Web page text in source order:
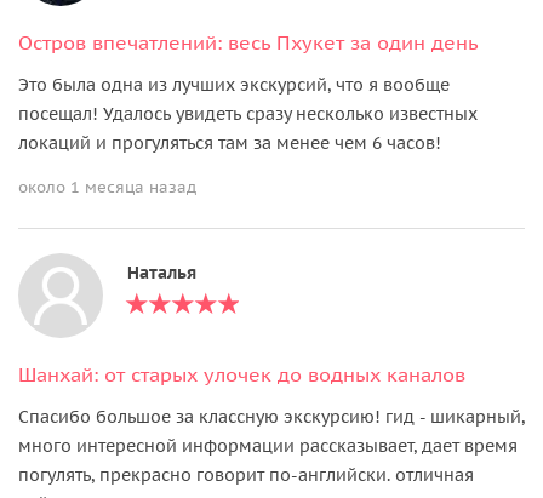
Остров впечатлений: весь Пхукет за один день
Это была одна из лучших экскурсий, что я вообще
посещал! Удалось увидеть сразу несколько известных
локаций и прогуляться там за менее чем 6 часов!
около 1 месяца назад
Наталья
Шанхай: от старых улочек до водных каналов
Спасибо большое за классную экскурсию! гид - шикарный,
много интересной информации рассказывает, дает время
погулять, прекрасно говорит по-английски. отличная